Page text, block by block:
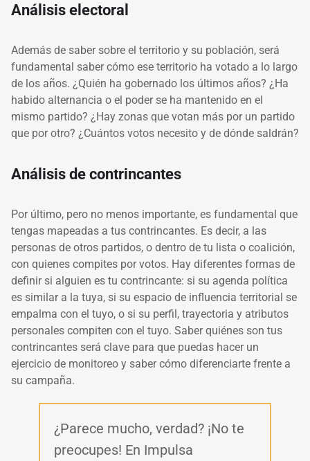
Análisis electoral
Además de saber sobre el territorio y su población, será
fundamental saber cómo ese territorio ha votado a lo largo
de los años. ¿Quién ha gobernado los últimos años? ¿Ha
habido alternancia o el poder se ha mantenido en el
mismo partido? ¿Hay zonas que votan más por un partido
que por otro? ¿Cuántos votos necesito y de dónde saldrán?
Análisis de contrincantes
Por último, pero no menos importante, es fundamental que
tengas mapeadas a tus contrincantes. Es decir, a las
personas de otros partidos, o dentro de tu lista o coalición,
con quienes compites por votos. Hay diferentes formas de
definir si alguien es tu contrincante: si su agenda política
es similar a la tuya, si su espacio de influencia territorial se
empalma con el tuyo, o si su perfil, trayectoria y atributos
personales compiten con el tuyo. Saber quiénes son tus
contrincantes será clave para que puedas hacer un
ejercicio de monitoreo y saber cómo diferenciarte frente a
su campaña.
¿Parece mucho, verdad? ¡No te
preocupes! En Impulsa